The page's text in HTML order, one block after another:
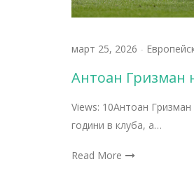
март 25, 2026 -
Антоан Гризман
Views: 10Антоан
години в клуба, а…
Read More